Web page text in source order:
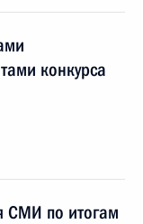
конкурса
СМИ по итогам